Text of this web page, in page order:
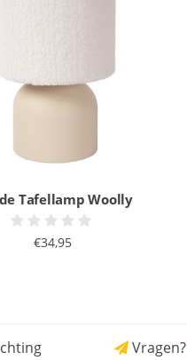
Tafellamp Woolly
€34,95
Vragen?